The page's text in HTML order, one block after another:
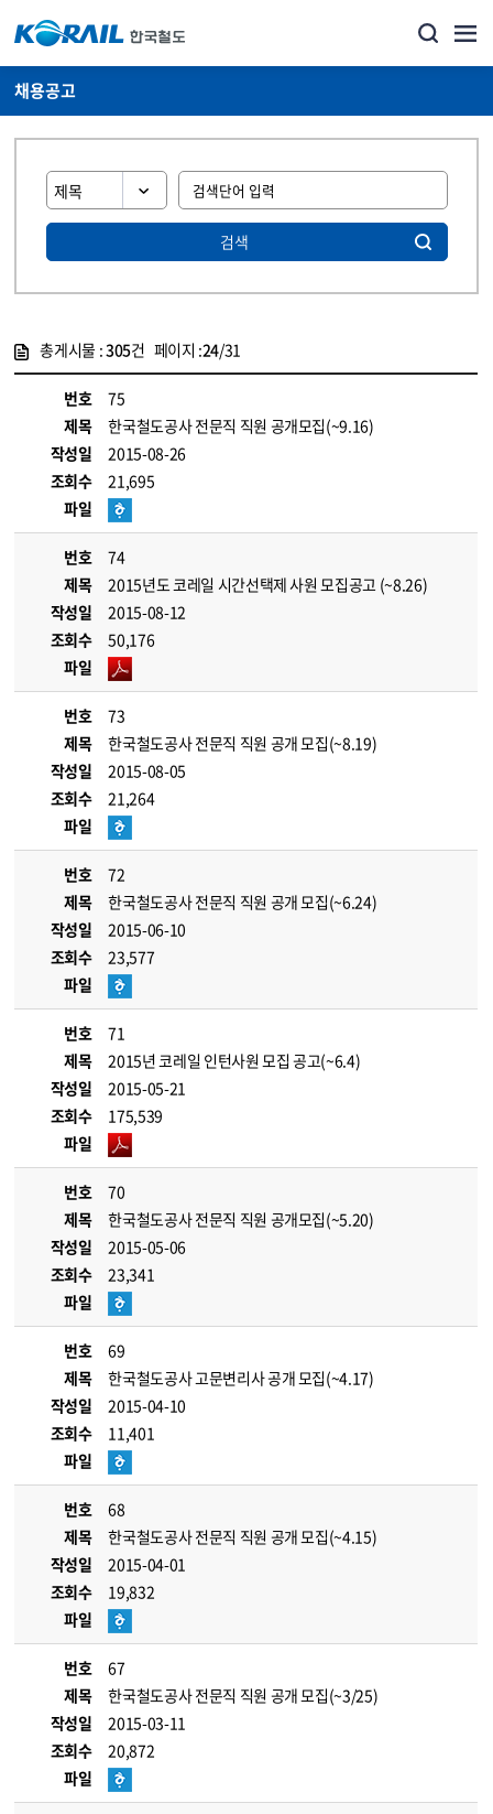
채용공고
검색
총게시물 :305건 페이지 :24/31
번호
75
제목
한국철도공사 전문직 직원 공개모집(~9.16)
작성일
2015-08-26
조회수
21,695
파일
번호
74
제목
2015년도 코레일 시간선택제 사원 모집공고 (~8.26)
작성일
2015-08-12
조회수
50,176
파일
번호
73
제목
한국철도공사 전문직 직원 공개 모집(~8.19)
작성일
2015-08-05
조회수
21,264
파일
번호
72
제목
한국철도공사 전문직 직원 공개 모집(~6.24)
작성일
2015-06-10
조회수
23,577
파일
번호
71
제목
2015년 코레일 인턴사원 모집 공고(~6.4)
작성일
2015-05-21
조회수
175,539
파일
번호
70
제목
한국철도공사 전문직 직원 공개모집(~5.20)
작성일
2015-05-06
조회수
23,341
파일
번호
69
제목
한국철도공사 고문변리사 공개 모집(~4.17)
작성일
2015-04-10
조회수
11,401
파일
번호
68
제목
한국철도공사 전문직 직원 공개 모집(~4.15)
작성일
2015-04-01
조회수
19,832
파일
번호
67
제목
한국철도공사 전문직 직원 공개 모집(~3/25)
작성일
2015-03-11
조회수
20,872
파일